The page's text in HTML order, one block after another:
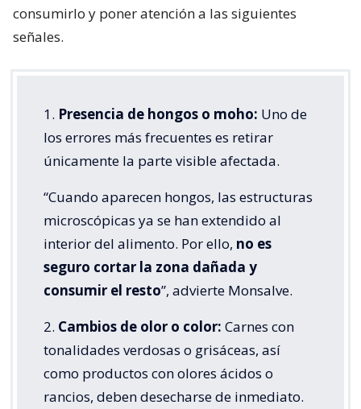
consumirlo y poner atención a las siguientes
señales.
1. Presencia de hongos o moho: Uno de
los errores más frecuentes es retirar
únicamente la parte visible afectada.
“Cuando aparecen hongos, las estructuras
microscópicas ya se han extendido al
interior del alimento. Por ello, no es
seguro cortar la zona dañada y
consumir el resto”, advierte Monsalve.
2. Cambios de olor o color: Carnes con
tonalidades verdosas o grisáceas, así
como productos con olores ácidos o
rancios, deben desecharse de inmediato.